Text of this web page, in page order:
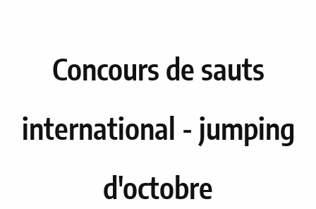
Concours de sauts
international - jumping
d'octobre